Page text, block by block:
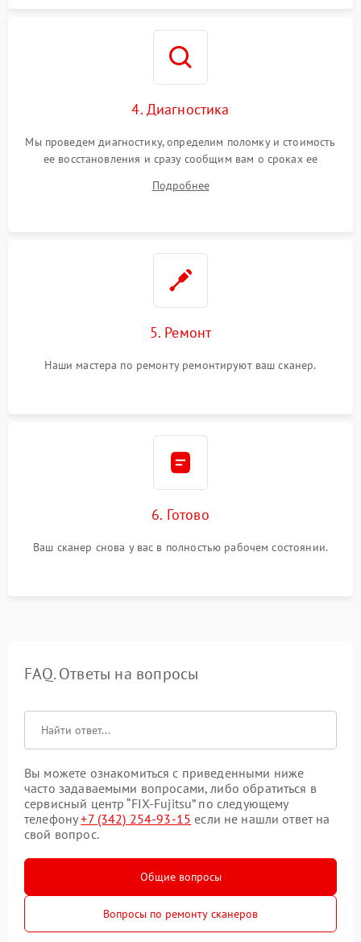
4. Диагностика
Мы проведем диагностику, определим поломку и стоимость
ее восстановления и сразу сообщим вам о сроках ее
Подробнее
5. Ремонт
Наши мастера по ремонту ремонтируют ваш сканер.
6. Готово
Ваш сканер снова у вас в полностью рабочем состоянии.
FAQ. Ответы на вопросы
Вы можете ознакомиться с приведенными ниже
часто задаваемыми вопросами, либо обратиться в
сервисный центр “FIX-Fujitsu” по следующему
телефону+7 (342) 254-93-15 если не нашли ответ на
свой вопрос.
Общие вопросы
Вопросы по ремонту сканеров